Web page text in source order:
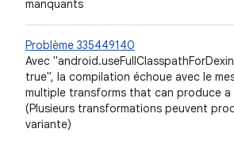
manquants
Problème 335449140
Avec
true", la compilation échoue avec le
multiple transforms that can produce a
(Plusieurs transformations peuvent
variante)